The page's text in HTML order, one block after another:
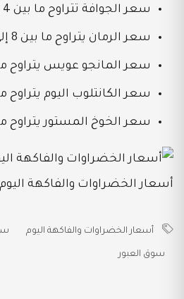
سعر الجوافة تتراوح ما بين 4 إلى 9 جنيه.
سعر الرمان يتراوح ما بين 8 إلى 181 جنيه.
سعر المانجو عويس يتراوح ما بين 12 إلى
سعر الكانتلوب اليوم يتراوح ما بين 8 إلى
سعر الخوخ المستور يتراوح ما بين 15 إلى
أسعار الخضراوات والفاكهة اليوم
أسعار الخضراوات والفاكهة اليوم
سوق العبور